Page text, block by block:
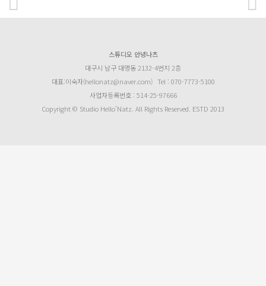
스튜디오 안녕나츠
대구시 남구 대명동 2132-4번지 2층
대표:이숙자(hellonatz@naver.com) Tel : 070-7773-5100
사업자등록번호 : 514-25-97666
Copyright © Studio Hello’Natz. All Rights Reserved. ESTD 2013